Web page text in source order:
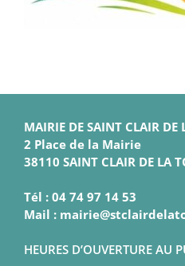
MAIRIE DE SAINT CLAIR DE
2 Place de la Mairie
38110 SAINT CLAIR DE LA
Tél : 04 74 97 14 53
Mail :
HEURES D’OUVERTURE AU